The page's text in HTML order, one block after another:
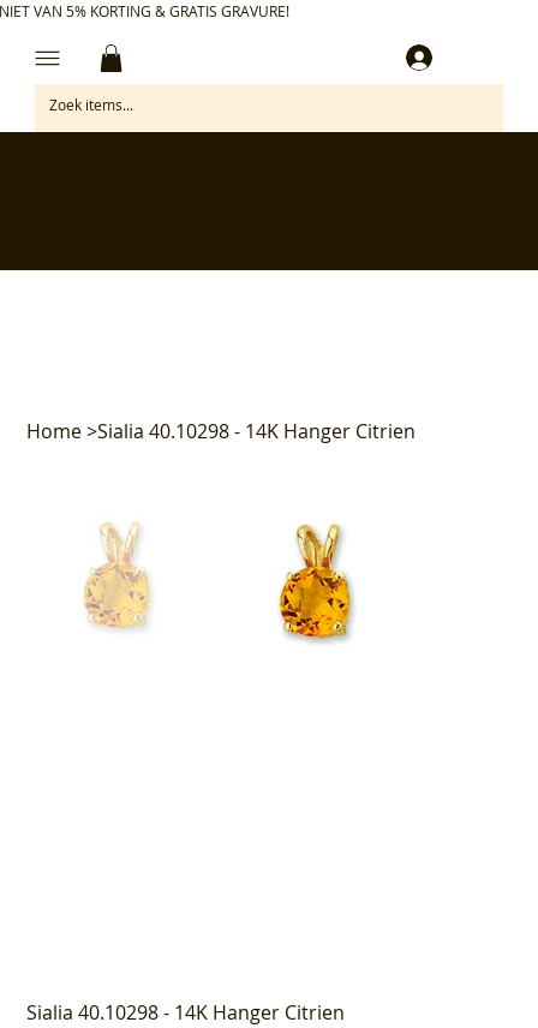
VAN 5% KORTING & GRATIS GRAVURE!
Home>Sialia 40.10298 - 14K Hanger Citrien
Sialia 40.10298 - 14K Hanger Citrien